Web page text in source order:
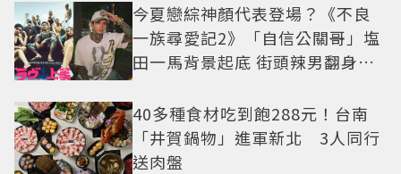
今夏戀綜神顏代表登場？《不良
一族尋愛記2》「自信公關哥」塩
田一馬背景起底 街頭辣男翻身當
40多種食材吃到飽288元！台南
「井賀鍋物」進軍新北 3人同行
送肉盤